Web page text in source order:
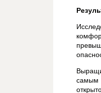
самым